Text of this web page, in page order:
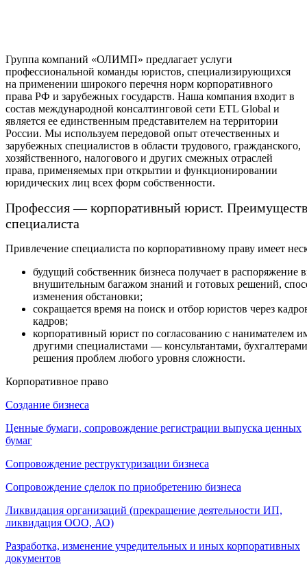
Группа компаний «ОЛИМП» предлагает услуги
профессиональной команды юристов, специализирующихся
на применении широкого перечня норм корпоративного
права РФ и зарубежных государств. Наша компания входит в
состав международной консалтинговой сети ETL Global и
является ее единственным представителем на территории
России. Мы используем передовой опыт отечественных и
зарубежных специалистов в области трудового, гражданского,
хозяйственного, налогового и других смежных отраслей
права, применяемых при открытии и функционировании
юридических лиц всех форм собственности.
Профессия — корпоративный юрист.
специалиста
Привлечение специалиста по корпоративному праву имеет
будущий собственник бизнеса получает в
внушительным багажом знаний и готовых решений,
изменения обстановки;
сокращается время на поиск и отбор юристов через
кадров;
корпоративный юрист по согласованию с нанимателем
другими специалистами — консультантами,
решения проблем любого уровня сложности.
Корпоративное право
Создание бизнеса
Ценные бумаги, cопровождение регистрации выпуска ценных
бумаг
Сопровождение реструктуризации бизнеса
Сопровождение сделок по приобретению бизнеса
Ликвидация организаций (прекращение деятельности ИП,
ликвидация ООО, АО)
Разработка, изменение учредительных и иных корпоративных
документов